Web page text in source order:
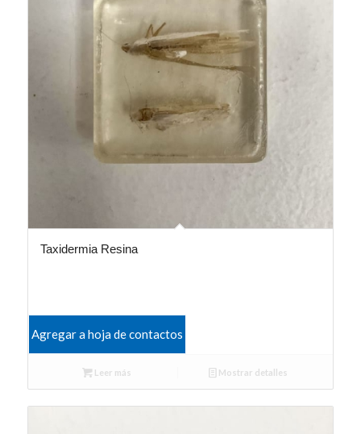
Taxidermia Resina
Agregar a hoja de contactos
Leer más Mostrar detalles